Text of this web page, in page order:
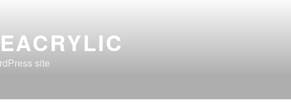
site